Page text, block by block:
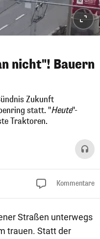
nicht"! Bauern
Zukunft
statt. "Heute"-
Traktoren.
Kommentare
Straßen unterwegs
trauen. Statt der